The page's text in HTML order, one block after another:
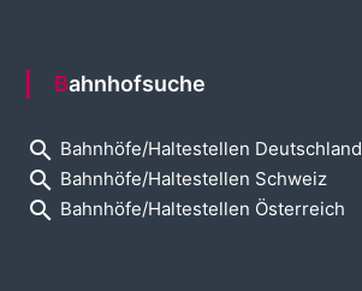
Bahnhofsuche
search Bahnhöfe/Haltestellen Deutschland
search Bahnhöfe/Haltestellen Schweiz
search Bahnhöfe/Haltestellen Österreich